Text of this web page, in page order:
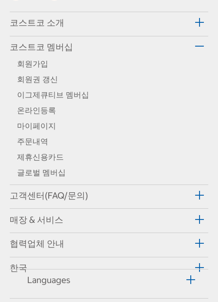
코스트코 소개
코스트코 멤버십
회원가입
회원권 갱신
이그제큐티브 멤버십
온라인등록
마이페이지
주문내역
제휴신용카드
글로벌 멤버십
고객센터(FAQ/문의)
매장 & 서비스
협력업체 안내
한국
Languages